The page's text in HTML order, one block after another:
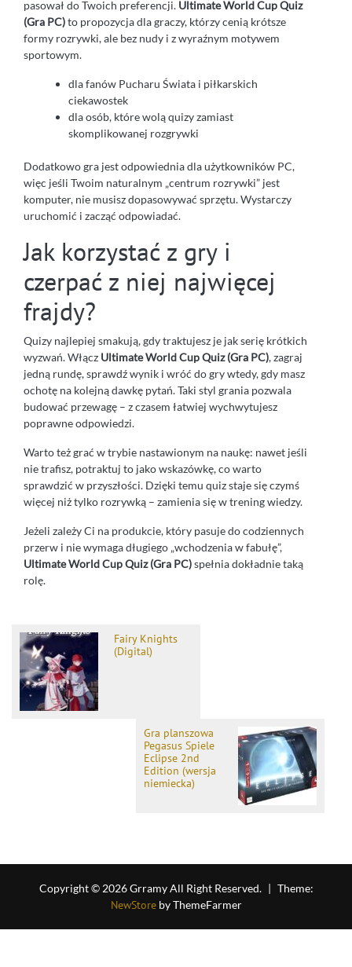
pasował do Twoich preferencji. Ultimate World Cup Quiz
(Gra PC)to propozycja dla graczy, którzy cenią krótsze
formy rozrywki, ale bez nudy i z wyraźnym motywem
sportowym.
dla fanów Pucharu Świata i piłkarskich
ciekawostek
dla osób, które wolą quizy zamiast
skomplikowanej rozgrywki
Dodatkowo gra jest odpowiednia dla użytkowników PC,
więc jeśli Twoim naturalnym „centrum rozrywki” jest
komputer, nie musisz dopasowywać sprzętu. Wystarczy
uruchomić i zacząć odpowiadać.
Jak korzystać z gry i
czerpać z niej najwięcej
frajdy?
Quizy najlepiej smakują, gdy traktujesz je jak serię krótkich
wyzwań. Włącz Ultimate World Cup Quiz (Gra PC), zagraj
jedną rundę, sprawdź wynik i wróć do gry wtedy, gdy masz
ochotę na kolejną dawkę pytań. Taki styl grania pozwala
budować przewagę – z czasem łatwiej wychwytujesz
poprawne odpowiedzi.
Warto też grać w trybie nastawionym na naukę: nawet jeśli
nie trafisz, potraktuj to jako wskazówkę, co warto
sprawdzić w przyszłości. Dzięki temu quiz staje się czymś
więcej niż tylko rozrywką – zamienia się w trening wiedzy.
Jeżeli zależy Ci na produkcie, który pasuje do codziennych
przerw i nie wymaga długiego „wchodzenia w fabułę”,
Ultimate World Cup Quiz (Gra PC)spełnia dokładnie taką
rolę.
Fairy Knights
(Digital)
Gra planszowa
Pegasus Spiele
Eclipse 2nd
Edition (wersja
niemiecka)
Copyright © 2026 Grramy All Right Reserved. | Theme:
NewStoreby ThemeFarmer